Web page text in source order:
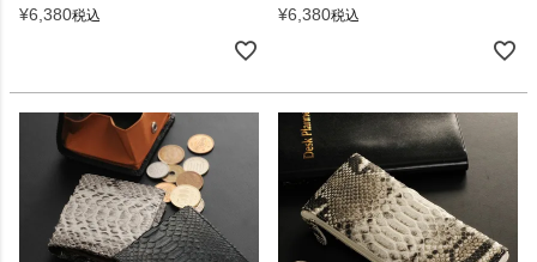
¥6,380税込 ¥6,380税込